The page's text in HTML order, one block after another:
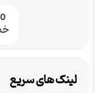
لینک های سریع